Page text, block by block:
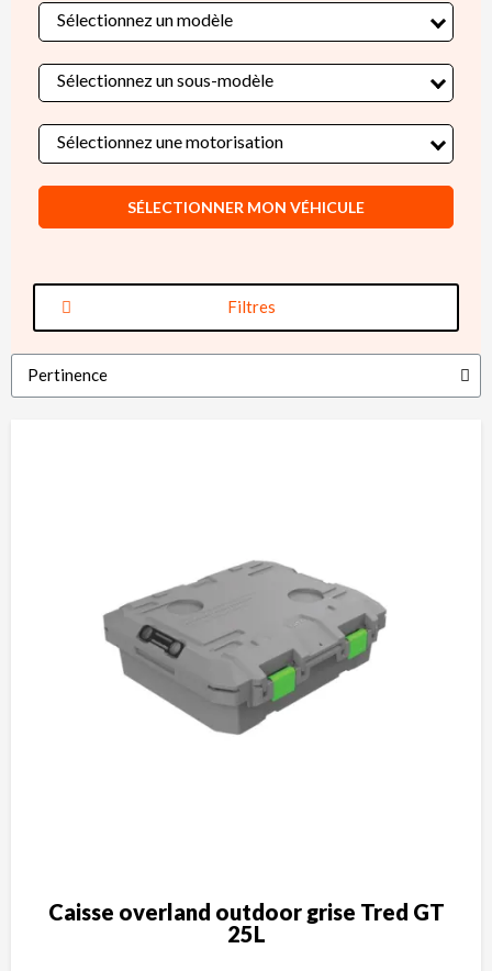
Filtres
Sélectionnez un modèle
Sélectionnez un sous-modèle
Sélectionnez une motorisation
SÉLECTIONNER MON VÉHICULE
Caisse overland outdoor grise Tred GT
25L